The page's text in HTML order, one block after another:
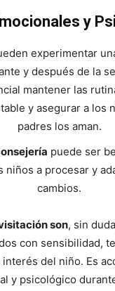
y
experimentar
y después de la
mantener las
y asegurar a los
padres los aman.
puede ser
niños a procesar y
cambios.
son, sin
con sensibilidad,
del niño. Es
y psicológico